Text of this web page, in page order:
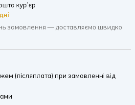
кур’єр
замовлення — доставляємо швидко
(післяплата) при замовленні від